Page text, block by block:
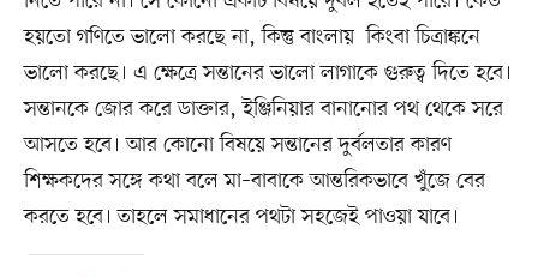
হয়তো গণিতে ভালো করছে না, কিন্তু বাংলায় কিংবা চিত্রাঙ্কনে
ভালো করছে। এ ক্ষেত্রে সন্তানের ভালো লাগাকে গুরুত্ব দিতে হবে।
সন্তানকে জোর করে ডাক্তার, ইঞ্জিনিয়ার বানানোর পথ থেকে সরে
আসতে হবে। আর কোনো বিষয়ে সন্তানের দুর্বলতার কারণ
শিক্ষকদের সঙ্গে কথা বলে মা–বাবাকে আন্তরিকভাবে খুঁজে বের
করতে হবে। তাহলে সমাধানের পথটা সহজেই পাওয়া যাবে।